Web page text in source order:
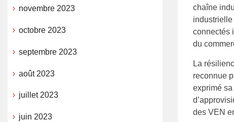
chaîne
connectés
du
La
reconnue
exprimé
des VEN
novembre 2023
octobre 2023
septembre 2023
août 2023
juillet 2023
juin 2023